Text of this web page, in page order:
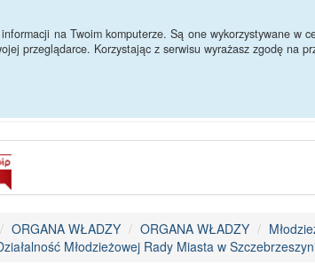
na Twoim komputerze. Są one wykorzystywane w
przeglądarce. Korzystając z serwisu wyrażasz zgodę na
ORGANA WŁADZY ORGANA WŁADZY
Młodzieżowej Rady Miasta w